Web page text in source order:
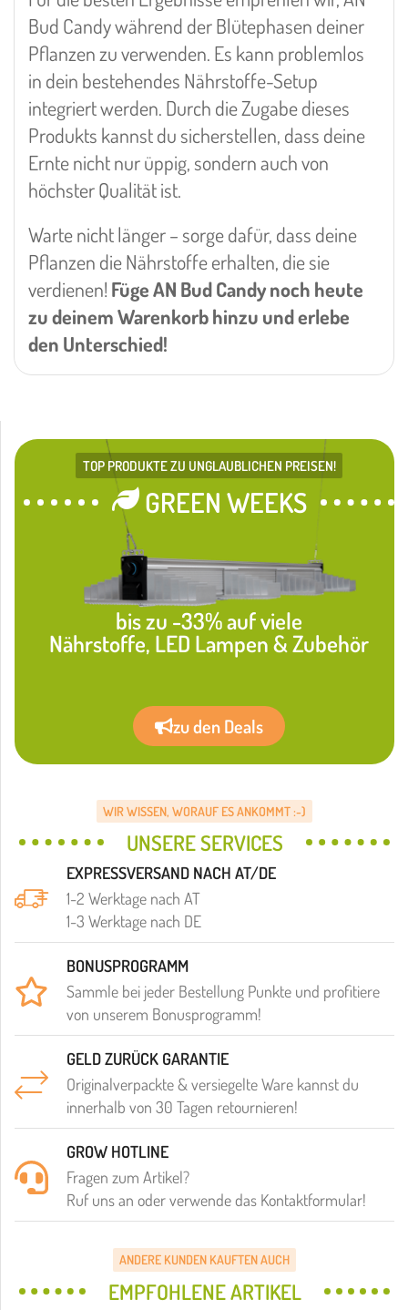
Bud Candy während der Blütephasen deiner
Pflanzen zu verwenden. Es kann problemlos
in dein bestehendes Nährstoffe-Setup
integriert werden. Durch die Zugabe dieses
Produkts kannst du sicherstellen, dass deine
Ernte nicht nur üppig, sondern auch von
höchster Qualität ist.
Warte nicht länger – sorge dafür, dass deine
Pflanzen die Nährstoffe erhalten, die sie
verdienen! Füge AN Bud Candy noch heute
zu deinem Warenkorb hinzu und erlebe
den Unterschied!
TOP PRODUKTE ZU UNGLAUBLICHEN PREISEN!
GREEN WEEKS
bis zu -33% auf viele
Nährstoffe, LED Lampen & Zubehör
zu den Deals
WIR WISSEN, WORAUF ES ANKOMMT :-)
UNSERE SERVICES
EXPRESSVERSAND NACH AT/DE
1-2 Werktage nach AT
1-3 Werktage nach DE
BONUSPROGRAMM
Sammle bei jeder Bestellung Punkte und profitiere
von unserem Bonusprogramm!
GELD ZURÜCK GARANTIE
Originalverpackte & versiegelte Ware kannst du
innerhalb von 30 Tagen retournieren!
GROW HOTLINE
Fragen zum Artikel?
Ruf uns an oder verwende das Kontaktformular!
ANDERE KUNDEN KAUFTEN AUCH
EMPFOHLENE ARTIKEL